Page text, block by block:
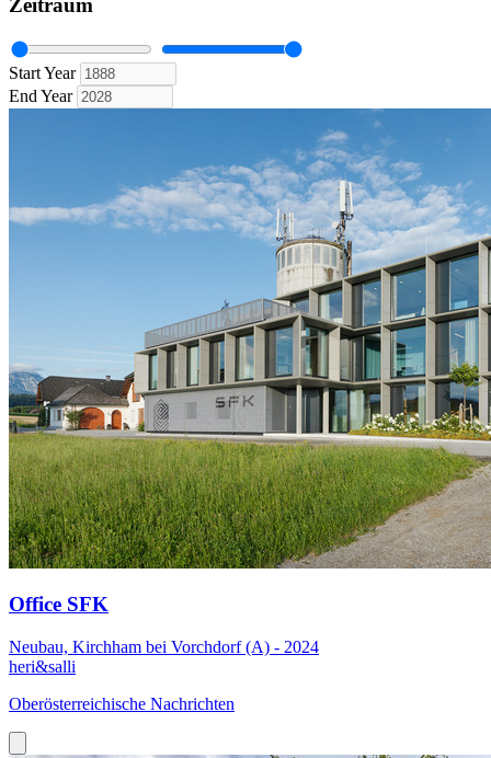
Zeitraum
Start Year
End Year
Office SFK
Neubau, Kirchham bei Vorchdorf (A) - 2024
heri&salli
Oberösterreichische Nachrichten